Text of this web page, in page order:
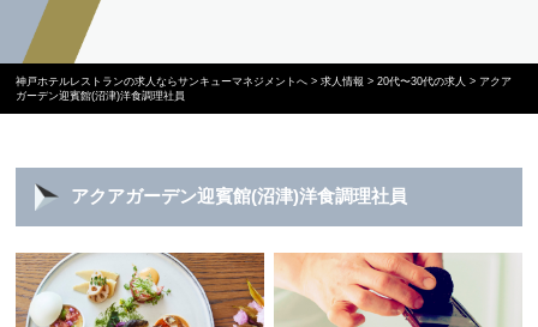
神戸ホテルレストランの求人ならサンキューマネジメントへ >求人情報 >20代〜30代の求人 > アクア
ガーデン迎賓館(沼津)洋食調理社員
アクアガーデン迎賓館(沼津)洋食調理社員